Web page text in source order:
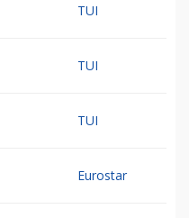
TUI
TUI
TUI
Eurostar